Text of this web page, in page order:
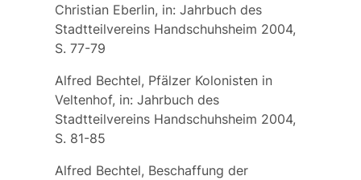
Christian Eberlin, in: Jahrbuch des
Stadtteilvereins Handschuhsheim 2004,
S. 77-79
Alfred Bechtel, Pfälzer Kolonisten in
Veltenhof, in: Jahrbuch des
Stadtteilvereins Handschuhsheim 2004,
S. 81-85
Alfred Bechtel, Beschaffung der